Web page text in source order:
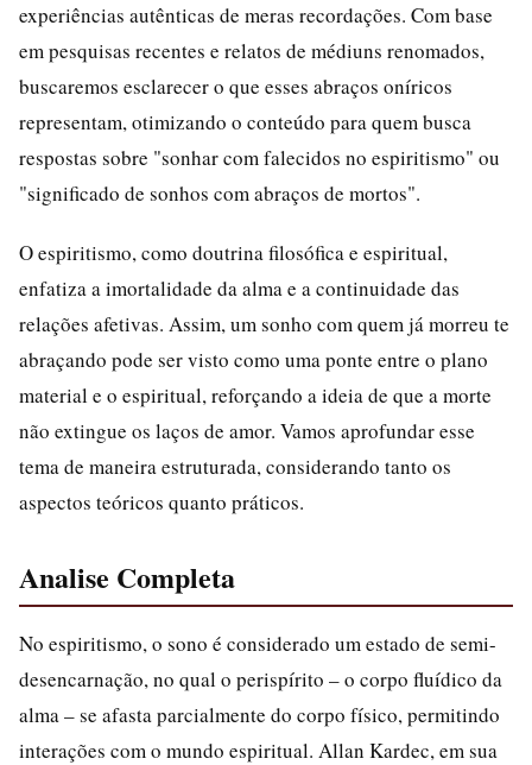
experiências autênticas de meras recordações. Com base
em pesquisas recentes e relatos de médiuns renomados,
buscaremos esclarecer o que esses abraços oníricos
representam, otimizando o conteúdo para quem busca
respostas sobre "sonhar com falecidos no espiritismo" ou
"significado de sonhos com abraços de mortos".
O espiritismo, como doutrina filosófica e espiritual,
enfatiza a imortalidade da alma e a continuidade das
relações afetivas. Assim, um sonho com quem já morreu te
abraçando pode ser visto como uma ponte entre o plano
material e o espiritual, reforçando a ideia de que a morte
não extingue os laços de amor. Vamos aprofundar esse
tema de maneira estruturada, considerando tanto os
aspectos teóricos quanto práticos.
Analise Completa
No espiritismo, o sono é considerado um estado de semi-
desencarnação, no qual o perispírito – o corpo fluídico da
alma – se afasta parcialmente do corpo físico, permitindo
interações com o mundo espiritual. Allan Kardec, em sua